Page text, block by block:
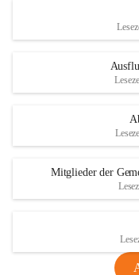
Mitglieder der